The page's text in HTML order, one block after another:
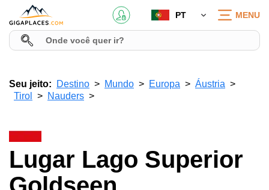
PT MENU
Seu jeito: Destino Mundo Europa
Áustria
Tirol
Nauders
Lugar Lago Superior